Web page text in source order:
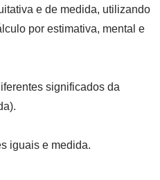
e de medida, utilizando
por estimativa, mental e
significados da
iguais e medida.